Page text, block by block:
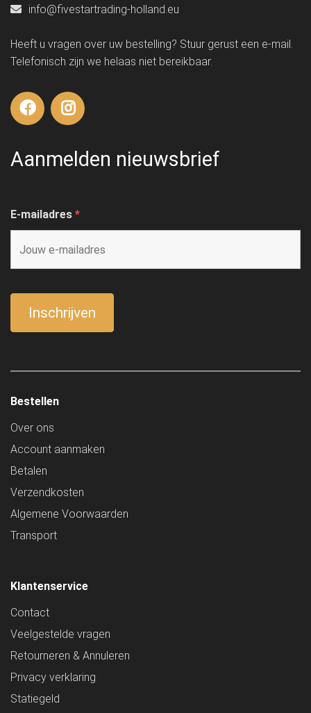
info@fivestartrading-holland.eu
Heeft u vragen over uw bestelling? Stuur gerust een e-mail.
Telefonisch zijn we helaas niet bereikbaar.
Aanmelden nieuwsbrief
E-mailadres *
Bestellen
Over ons
Account aanmaken
Betalen
Verzendkosten
Algemene Voorwaarden
Transport
Klantenservice
Contact
Veelgestelde vragen
Retourneren & Annuleren
Privacy verklaring
Statiegeld